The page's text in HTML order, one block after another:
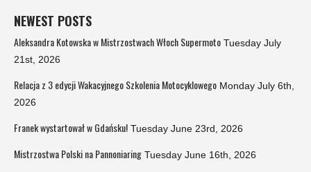
NEWEST POSTS
Aleksandra Kotowska w Mistrzostwach Włoch Supermoto Tuesday July
21st, 2026
Relacja z 3 edycji Wakacyjnego Szkolenia Motocyklowego Monday July 6th,
2026
Franek wystartował w Gdańsku! Tuesday June 23rd, 2026
Mistrzostwa Polski na Pannoniaring Tuesday June 16th, 2026